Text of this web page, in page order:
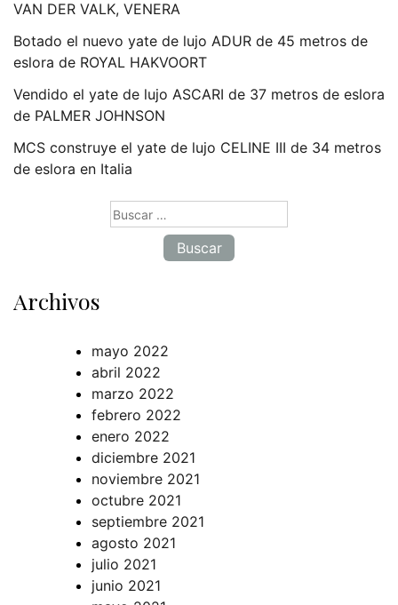
VAN DER VALK, VENERA
Botado el nuevo yate de lujo ADUR de 45 metros de
eslora de ROYAL HAKVOORT
Vendido el yate de lujo ASCARI de 37 metros de eslora
de PALMER JOHNSON
MCS construye el yate de lujo CELINE III de 34 metros
de eslora en Italia
Archivos
mayo 2022
abril 2022
marzo 2022
febrero 2022
enero 2022
diciembre 2021
noviembre 2021
octubre 2021
septiembre 2021
agosto 2021
julio 2021
junio 2021